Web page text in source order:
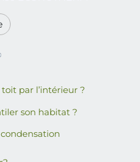
par l’intérieur ?
son habitat ?